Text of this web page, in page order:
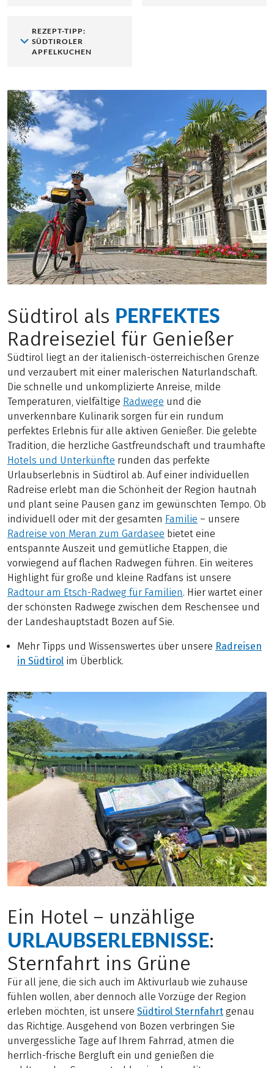
REZEPT-TIPP:
SÜDTIROLER
APFELKUCHEN
Südtirol als PERFEKTES
Radreiseziel für Genießer
Südtirol liegt an der italienisch-österreichischen Grenze
und verzaubert mit einer malerischen Naturlandschaft.
Die schnelle und unkomplizierte Anreise, milde
Temperaturen, vielfältige Radwege und die
unverkennbare Kulinarik sorgen für ein rundum
perfektes Erlebnis für alle aktiven Genießer. Die gelebte
Tradition, die herzliche Gastfreundschaft und traumhafte
Hotels und Unterkünfte runden das perfekte
Urlaubserlebnis in Südtirol ab. Auf einer individuellen
Radreise erlebt man die Schönheit der Region hautnah
und plant seine Pausen ganz im gewünschten Tempo. Ob
individuell oder mit der gesamten Familie – unsere
Radreise von Meran zum Gardasee bietet eine
entspannte Auszeit und gemütliche Etappen, die
vorwiegend auf flachen Radwegen führen. Ein weiteres
Highlight für große und kleine Radfans ist unsere
Radtour am Etsch-Radweg für Familien. Hier wartet einer
der schönsten Radwege zwischen dem Reschensee und
der Landeshauptstadt Bozen auf Sie.
Mehr Tipps und Wissenswertes über unsere Radreisen
in Südtirol im Überblick.
Ein Hotel – unzählige
URLAUBSERLEBNISSE:
Sternfahrt ins Grüne
Für all jene, die sich auch im Aktivurlaub wie zuhause
fühlen wollen, aber dennoch alle Vorzüge der Region
erleben möchten, ist unsere Südtirol Sternfahrt genau
das Richtige. Ausgehend von Bozen verbringen Sie
unvergessliche Tage auf Ihrem Fahrrad, atmen die
herrlich-frische Bergluft ein und genießen die